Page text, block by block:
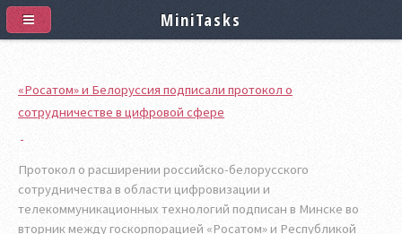
«Росатом» и Белоруссия подписали протокол о
сотрудничестве в цифровой сфере
Протокол о расширении российско-белорусского
сотрудничества в области цифровизации и
телекоммуникационных технологий подписан в Минске во
вторник между госкорпорацией «Росатом» и Республикой
MiniTasks